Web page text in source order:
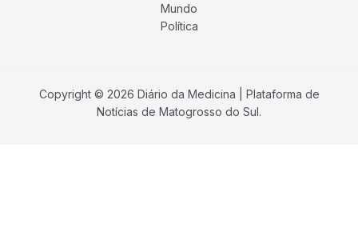
Mundo
Política
Copyright © 2026 Diário da Medicina | Plataforma de
Notícias de Matogrosso do Sul.